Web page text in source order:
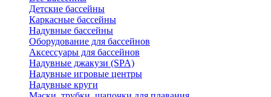
Детские бассейны
Каркасные бассейны
Надувные бассейны
Оборудование для бассейнов
Аксессуары для бассейнов
Надувные джакузи (SPA)
Надувные игровые центры
Надувные круги